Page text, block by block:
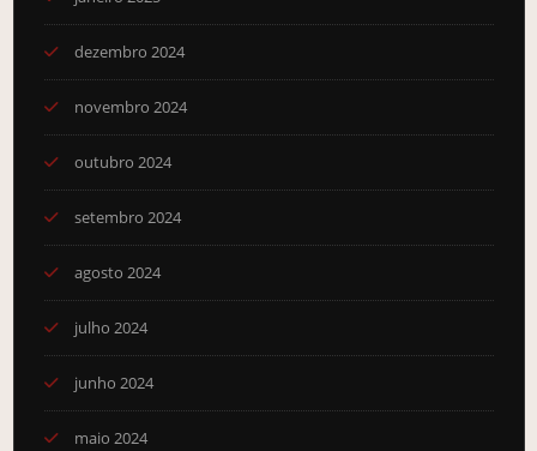
dezembro 2024
novembro 2024
outubro 2024
setembro 2024
agosto 2024
julho 2024
junho 2024
maio 2024